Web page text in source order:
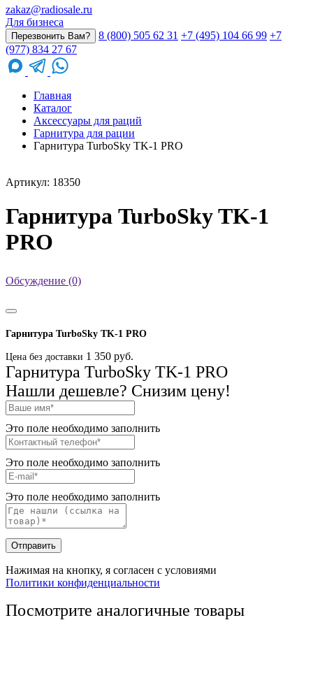
zakaz@radiosale.ru
Для бизнеса
Перезвонить Вам? 8 (800) 505 62 31 +7 (495) 104 66 99 +7
(977) 834 27 67
Главная
Каталог
Аксессуары для раций
Гарнитура для рации
Гарнитура TurboSky TK-1 PRO
Артикул: 18350
Гарнитура TurboSky TK-1
PRO
Обсуждение (0)
Гарнитура TurboSky TK-1 PRO
Цена без доставки 1 350 руб.
Гарнитура TurboSky TK-1 PRO
Нашли дешевле? Снизим цену!
Это поле необходимо заполнить
Это поле необходимо заполнить
Это поле необходимо заполнить
Отправить
Нажимая на кнопку, я согласен с условиями
Политики конфиденциальности
Посмотрите аналогичные товары